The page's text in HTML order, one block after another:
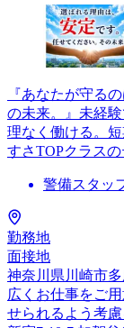
『あなたが守る
の未来。』未経
理なく働ける。
すさTOPクラス
警備スタッ
勤務地
面接地
神奈川県川崎市
広くお仕事をご
せられるよう考